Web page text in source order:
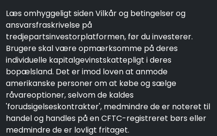
Læs omhyggeligt siden Vilkår og betingelser og
ansvarsfraskrivelse på
tredjepartsinvestorplatformen, før du investerer.
Brugere skal være opmærksomme på deres
individuelle kapitalgevinstskattepligt i deres
bopælsland. Det er imod loven at anmode
amerikanske personer om at købe og sælge
råvareoptioner, selvom de kaldes
'forudsigelseskontrakter', medmindre de er noteret til
handel og handles på en CFTC-registreret børs eller
medmindre de er lovligt fritaget.